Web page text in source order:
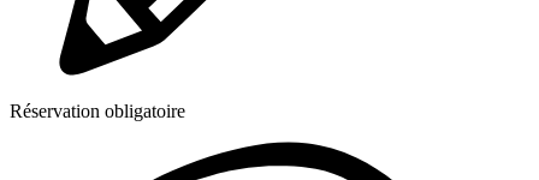
Réservation obligatoire